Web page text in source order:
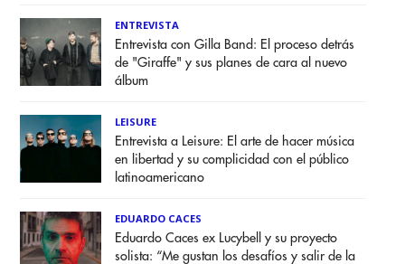
ENTREVISTA
Entrevista con Gilla Band: El proceso detrás
de "Giraffe" y sus planes de cara al nuevo
álbum
LEISURE
Entrevista a Leisure: El arte de hacer música
en libertad y su complicidad con el público
latinoamericano
EDUARDO CACES
Eduardo Caces ex Lucybell y su proyecto
solista: “Me gustan los desafíos y salir de la